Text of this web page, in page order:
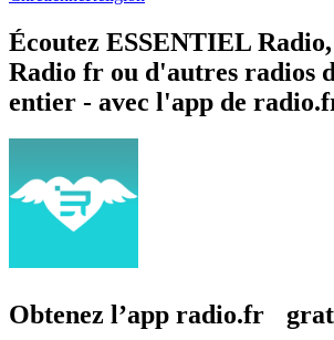
Écoutez ESSENTIEL
Radio fr ou d'autres radios
entier - avec l'app de
Obtenez l’app radio.fr